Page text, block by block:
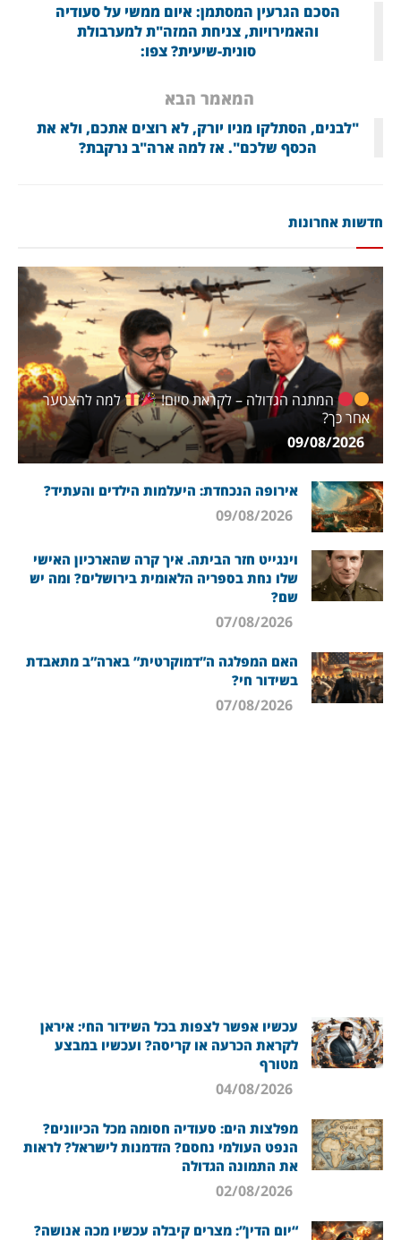
הסכם הגרעין המסתמן: איום ממשי על סעודיה
והאמירויות, צניחת המזה"ת למערבולת
סונית-שיעית? צפו:
המאמר הבא
"לבנים, הסתלקו מניו יורק, לא רוצים אתכם, ולא את
הכסף שלכם". אז למה ארה"ב נרקבת?
חדשות אחרונות
המתנה הגדולה – לקראת סיום!
למה להצטער
אחר כך?
אירופה הנכחדת: היעלמות הילדים והעתיד?
וינגייט חזר הביתה. איך קרה שהארכיון האישי
שלו נחת בספריה הלאומית בירושלים? ומה יש
שם?
האם המפלגה ה”דמוקרטית” בארה”ב מתאבדת
בשידור חי?
עכשיו אפשר לצפות בכל השידור החי: איראן
לקראת הכרעה או קריסה? ועכשיו במבצע
מטורף
מפלצות הים: סעודיה חסומה מכל הכיוונים?
הנפט העולמי נחסם? הזדמנות לישראל? לראות
את התמונה הגדולה
“יום הדין”: מצרים קיבלה עכשיו מכה אנושה?